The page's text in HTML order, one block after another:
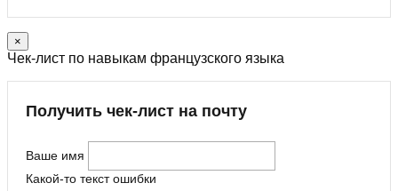
×
Чек-лист по навыкам французского языка
Получить чек-лист на почту
Ваше имя
Какой-то текст ошибки